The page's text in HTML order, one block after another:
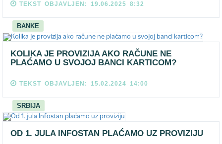
TEKST OBJAVLJEN: 19.06.2025 8:32
BANKE
KOLIKA JE PROVIZIJA AKO RAČUNE NE
PLAĆAMO U SVOJOJ BANCI KARTICOM?
TEKST OBJAVLJEN: 15.02.2024 14:00
SRBIJA
OD 1. JULA INFOSTAN PLAĆAMO UZ PROVIZIJU